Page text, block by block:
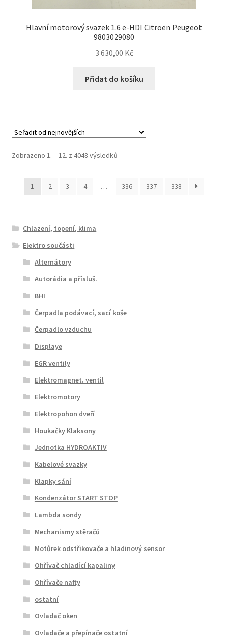
Hlavní motorový svazek 1.6 e-HDI Citroën Peugeot
9803029080
3 630,00 Kč
Přidat do košíku
Zobrazeno 1. – 12. z 4048 výsledkůSeřazeno
1
2 3 4 … 336 337 338
Chlazení, topení, klima
Elektro součásti
Alternátory
Autorádia a přísluš.
BHI
Čerpadla podávací, sací koše
Čerpadlo vzduchu
Displaye
EGR ventily
Elektromagnet. ventil
Elektromotory
Elektropohon dveří
Houkačky Klaksony
Jednotka HYDROAKTIV
Kabelové svazky
Klapky sání
Kondenzátor START STOP
Lambda sondy
Mechanismy stěračů
Motůrek odstřikovače a hladinový sensor
Ohřívač chladící kapaliny
Ohřívače nafty
ostatní
Ovladač oken
Ovladače a přepínače ostatní